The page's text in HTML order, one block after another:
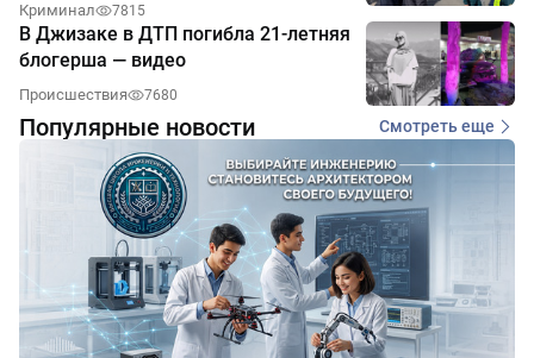
Криминал 7815
В Джизаке в ДТП погибла 21-летняя
блогерша — видео
Происшествия 7680
Популярные новости Смотреть еще